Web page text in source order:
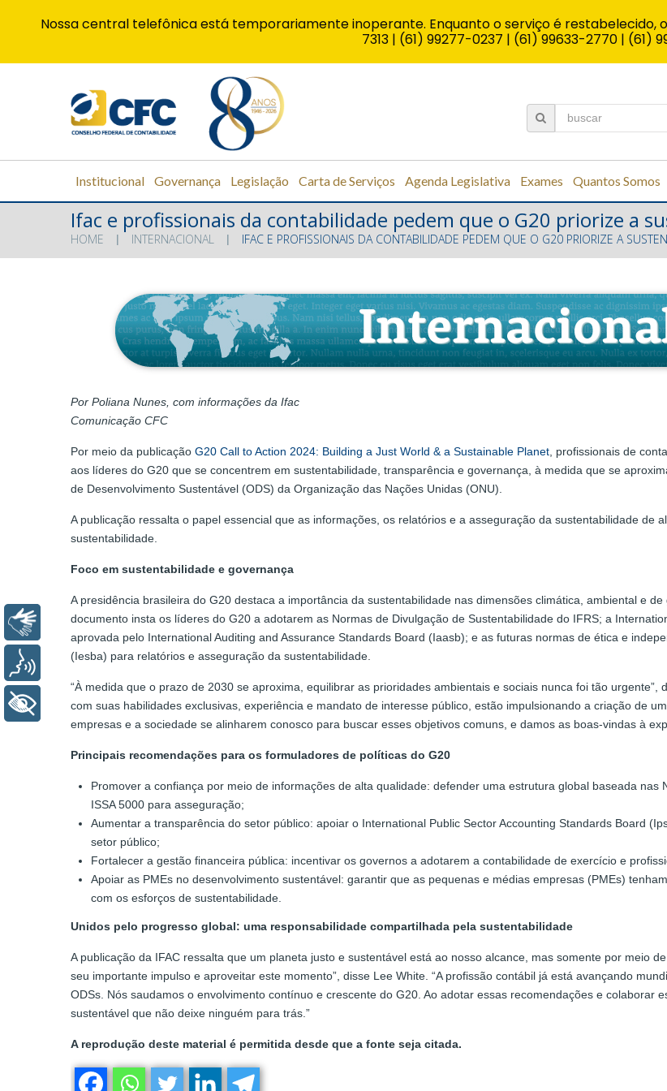
Institucional Governança Legislação Carta de Serviços Agenda Legislativa Exames Quantos Somos
Ifac e profissionais da contabilidade pedem que o G20 priorize a
HOME INTERNACIONAL IFAC E PROFISSIONAIS DA CONTABILIDADE PEDEM QUE O G20 PRIORIZE A
Por Poliana Nunes, com informações da Ifac
Comunicação CFC
Por meio da publicação G20 Call to Action 2024: Building a Just World & a Sustainable Planet, profissionais de
aos líderes do G20 que se concentrem em sustentabilidade, transparência e governança, à medida que se
de Desenvolvimento Sustentável (ODS) da Organização das Nações Unidas (ONU).
A publicação ressalta o papel essencial que as informações, os relatórios e a asseguração da sustentabilidade de
sustentabilidade.
Foco em sustentabilidade e governança
A presidência brasileira do G20 destaca a importância da sustentabilidade nas dimensões climática, ambiental e
documento insta os líderes do G20 a adotarem as Normas de Divulgação de Sustentabilidade do IFRS; a
aprovada pelo International Auditing and Assurance Standards Board (Iaasb); e as futuras normas de ética e
(Iesba) para relatórios e asseguração da sustentabilidade.
“À medida que o prazo de 2030 se aproxima, equilibrar as prioridades ambientais e sociais nunca foi tão urgente”,
com suas habilidades exclusivas, experiência e mandato de interesse público, estão impulsionando a criação de
empresas e a sociedade se alinharem conosco para buscar esses objetivos comuns, e damos as boas-vindas à
Principais recomendações para os formuladores de políticas do G20
Promover a confiança por meio de informações de alta qualidade: defender uma estrutura global baseada
ISSA 5000 para asseguração;
Aumentar a transparência do setor público: apoiar o International Public Sector Accounting Standards Board
setor público;
Fortalecer a gestão financeira pública: incentivar os governos a adotarem a contabilidade de exercício e
Apoiar as PMEs no desenvolvimento sustentável: garantir que as pequenas e médias empresas (PMEs)
com os esforços de sustentabilidade.
Unidos pelo progresso global: uma responsabilidade compartilhada pela sustentabilidade
A publicação da IFAC ressalta que um planeta justo e sustentável está ao nosso alcance, mas somente por meio
seu importante impulso e aproveitar este momento”, disse Lee White. “A profissão contábil já está avançando
ODSs. Nós saudamos o envolvimento contínuo e crescente do G20. Ao adotar essas recomendações e colaborar
sustentável que não deixe ninguém para trás.”
A reprodução deste material é permitida desde que a fonte seja citada.
Nossa central telefônica está temporariamente inoperante. Enquanto o serviço é restabelecido,
7313 | (61) 99277-0237 | (61) 99633-2770 | (61)
Libras
Voz
+ Acessibilidade